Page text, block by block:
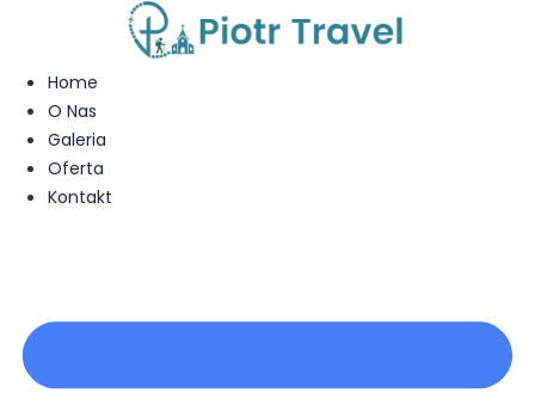
treściHome
O Nas
Galeria
Oferta
Kontakt